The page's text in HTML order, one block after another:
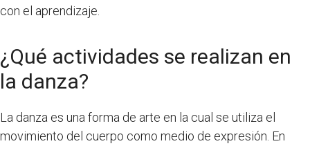
con el aprendizaje.
¿Qué actividades se realizan en
la danza?
La danza es una forma de arte en la cual se utiliza el
movimiento del cuerpo como medio de expresión. En